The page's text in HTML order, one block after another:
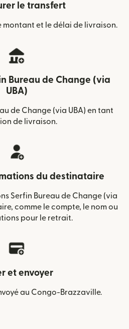
le transfert
montant et le délai de livraison.
Bureau de Change (via
UBA)
de Change (via UBA) en tant
de livraison.
du destinataire
Serfin Bureau de Change (via
comme le compte, le nom ou
pour le retrait.
et envoyer
au Congo-Brazzaville.